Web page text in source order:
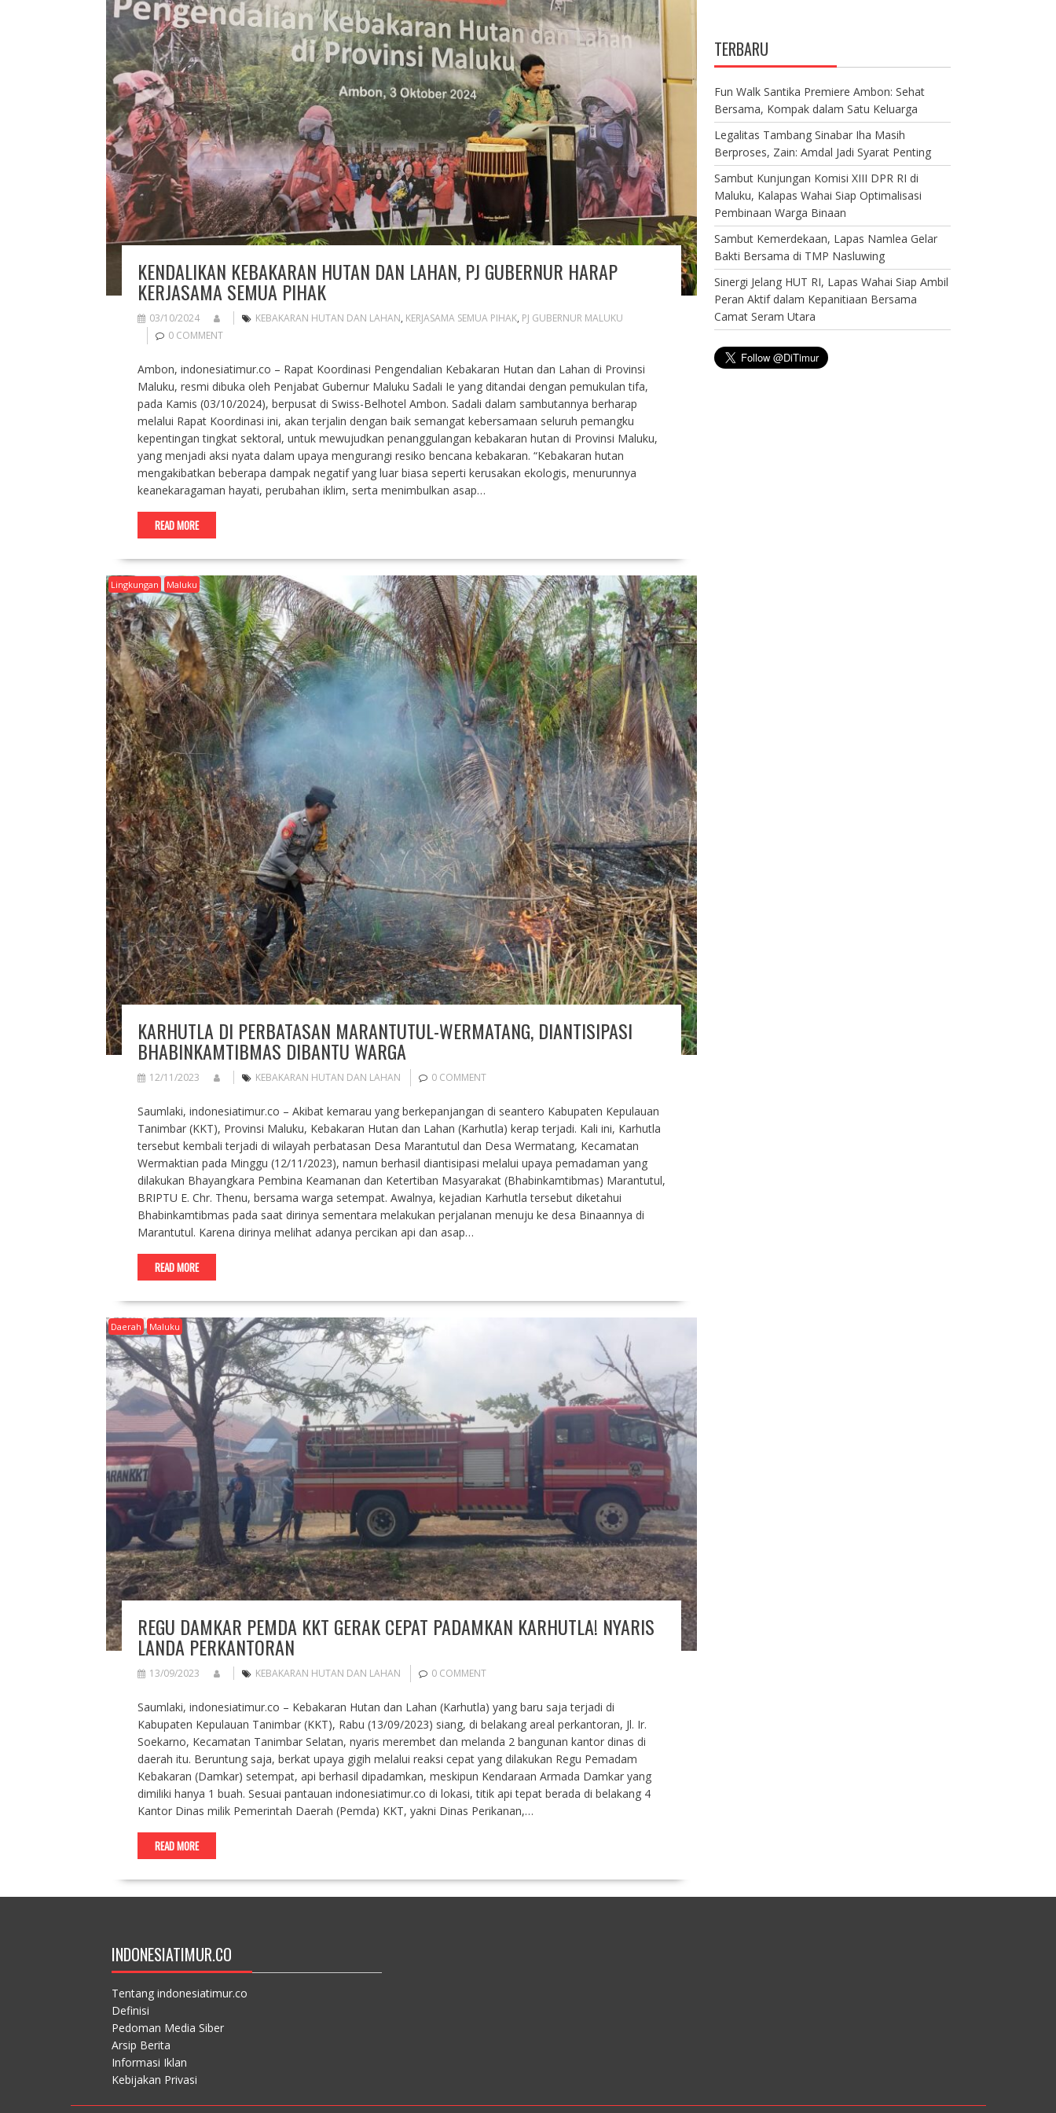
KENDALIKAN KEBAKARAN HUTAN DAN LAHAN, PJ GUBERNUR HARAP
KERJASAMA SEMUA PIHAK
03/10/2024 KEBAKARAN HUTAN DAN LAHAN, KERJASAMA SEMUA PIHAK, PJ GUBERNUR MALUKU
0 COMMENT
Ambon, indonesiatimur.co – Rapat Koordinasi Pengendalian Kebakaran Hutan dan Lahan di Provinsi
Maluku, resmi dibuka oleh Penjabat Gubernur Maluku Sadali Ie yang ditandai dengan pemukulan tifa,
pada Kamis (03/10/2024), berpusat di Swiss-Belhotel Ambon. Sadali dalam sambutannya berharap
melalui Rapat Koordinasi ini, akan terjalin dengan baik semangat kebersamaan seluruh pemangku
kepentingan tingkat sektoral, untuk mewujudkan penanggulangan kebakaran hutan di Provinsi Maluku,
yang menjadi aksi nyata dalam upaya mengurangi resiko bencana kebakaran. “Kebakaran hutan
mengakibatkan beberapa dampak negatif yang luar biasa seperti kerusakan ekologis, menurunnya
keanekaragaman hayati, perubahan iklim, serta menimbulkan asap…
READ MORE
Lingkungan Maluku
KARHUTLA DI PERBATASAN MARANTUTUL-WERMATANG, DIANTISIPASI
BHABINKAMTIBMAS DIBANTU WARGA
12/11/2023 KEBAKARAN HUTAN DAN LAHAN 0 COMMENT
Saumlaki, indonesiatimur.co – Akibat kemarau yang berkepanjangan di seantero Kabupaten Kepulauan
Tanimbar (KKT), Provinsi Maluku, Kebakaran Hutan dan Lahan (Karhutla) kerap terjadi. Kali ini, Karhutla
tersebut kembali terjadi di wilayah perbatasan Desa Marantutul dan Desa Wermatang, Kecamatan
Wermaktian pada Minggu (12/11/2023), namun berhasil diantisipasi melalui upaya pemadaman yang
dilakukan Bhayangkara Pembina Keamanan dan Ketertiban Masyarakat (Bhabinkamtibmas) Marantutul,
BRIPTU E. Chr. Thenu, bersama warga setempat. Awalnya, kejadian Karhutla tersebut diketahui
Bhabinkamtibmas pada saat dirinya sementara melakukan perjalanan menuju ke desa Binaannya di
Marantutul. Karena dirinya melihat adanya percikan api dan asap…
READ MORE
Daerah Maluku
REGU DAMKAR PEMDA KKT GERAK CEPAT PADAMKAN KARHUTLA! NYARIS
LANDA PERKANTORAN
13/09/2023 KEBAKARAN HUTAN DAN LAHAN 0 COMMENT
Saumlaki, indonesiatimur.co – Kebakaran Hutan dan Lahan (Karhutla) yang baru saja terjadi di
Kabupaten Kepulauan Tanimbar (KKT), Rabu (13/09/2023) siang, di belakang areal perkantoran, Jl. Ir.
Soekarno, Kecamatan Tanimbar Selatan, nyaris merembet dan melanda 2 bangunan kantor dinas di
daerah itu. Beruntung saja, berkat upaya gigih melalui reaksi cepat yang dilakukan Regu Pemadam
Kebakaran (Damkar) setempat, api berhasil dipadamkan, meskipun Kendaraan Armada Damkar yang
dimiliki hanya 1 buah. Sesuai pantauan indonesiatimur.co di lokasi, titik api tepat berada di belakang 4
Kantor Dinas milik Pemerintah Daerah (Pemda) KKT, yakni Dinas Perikanan,…
READ MORE
TERBARU
Fun Walk Santika Premiere Ambon: Sehat
Bersama, Kompak dalam Satu Keluarga
Legalitas Tambang Sinabar Iha Masih
Berproses, Zain: Amdal Jadi Syarat Penting
Sambut Kunjungan Komisi XIII DPR RI di
Maluku, Kalapas Wahai Siap Optimalisasi
Pembinaan Warga Binaan
Sambut Kemerdekaan, Lapas Namlea Gelar
Bakti Bersama di TMP Nasluwing
Sinergi Jelang HUT RI, Lapas Wahai Siap Ambil
Peran Aktif dalam Kepanitiaan Bersama
Camat Seram Utara
INDONESIATIMUR.CO
Tentang indonesiatimur.co
Definisi
Pedoman Media Siber
Arsip Berita
Informasi Iklan
Kebijakan Privasi